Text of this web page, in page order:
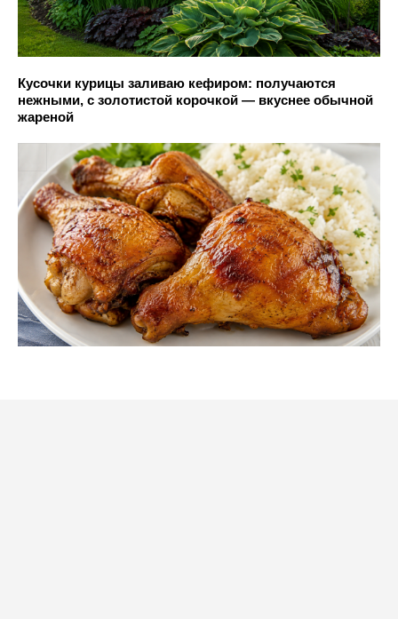
Кусочки курицы заливаю кефиром: получаются
нежными, с золотистой корочкой — вкуснее обычной
жареной